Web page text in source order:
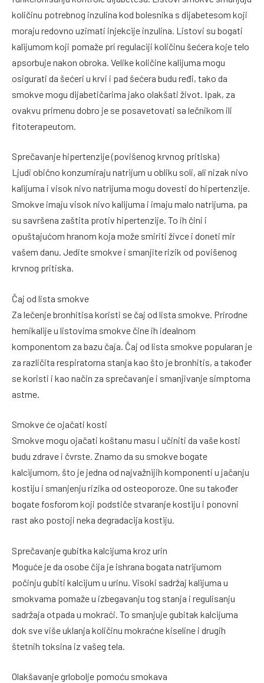
količinu potrebnog inzulina kod bolesnika s dijabetesom koji
moraju redovno uzimati injekcije inzulina. Listovi su bogati
kalijumom koji pomaže pri regulaciji količinu šećera koje telo
apsorbuje nakon obroka. Velike količine kalijuma mogu
osigurati da šećeri u krvi i pad šećera budu ređi, tako da
smokve mogu dijabetičarima jako olakšati život. Ipak, za
ovakvu primenu dobro je se posavetovati sa lečnikom ili
fitoterapeutom.
Sprečavanje hipertenzije (povišenog krvnog pritiska)
Ljudi obično konzumiraju natrijum u obliku soli, ali nizak nivo
kalijuma i visok nivo natrijuma mogu dovesti do hipertenzije.
Smokve imaju visok nivo kalijuma i imaju malo natrijuma, pa
su savršena zaštita protiv hipertenzije. To ih čini i
opuštajućom hranom koja može smiriti živce i doneti mir
vašem danu. Jedite smokve i smanjite rizik od povišenog
krvnog pritiska.
Čaj od lista smokve
Za lečenje bronhitisa koristi se čaj od lista smokve. Prirodne
hemikalije u listovima smokve čine ih idealnom
komponentom za bazu čaja. Čaj od lista smokve popularan je
za različita respiratorna stanja kao što je bronhitis, a također
se koristi i kao način za sprečavanje i smanjivanje simptoma
astme.
Smokve će ojačati kosti
Smokve mogu ojačati koštanu masu i učiniti da vaše kosti
budu zdrave i čvrste. Znamo da su smokve bogate
kalcijumom, što je jedna od najvažnijih komponenti u jačanju
kostiju i smanjenju rizika od osteoporoze. One su također
bogate fosforom koji podstiče stvaranje kostiju i ponovni
rast ako postoji neka degradacija kostiju.
Sprečavanje gubitka kalcijuma kroz urin
Moguće je da osobe čija je ishrana bogata natrijumom
počinju gubiti kalcijum u urinu. Visoki sadržaj kalijuma u
smokvama pomaže u izbegavanju tog stanja i regulisanju
sadržaja otpada u mokraći. To smanjuje gubitak kalcijuma
dok sve više uklanja količinu mokraćne kiseline i drugih
štetnih toksina iz vašeg tela.
Olakšavanje grlobolje pomoću smokava